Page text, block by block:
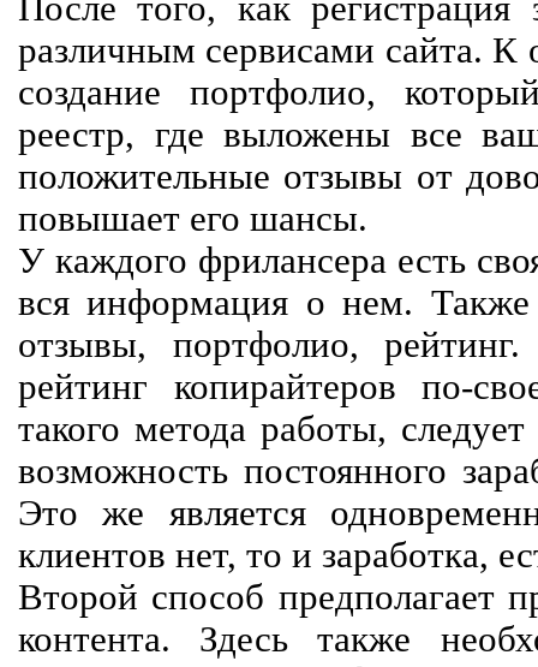
После того, как регистрация
различным сервисами сайта. К
создание портфолио,
реестр, где выложены все
положительные отзывы от
повышает его шансы.
У каждого фрилансера есть
вся информация о нем. Также
отзывы, портфолио,
рейтинг копирайтеров по-
такого метода работы,
возможность постоянного
Это же является
клиентов нет, то и заработка,
Второй способ предполагает
контента. Здесь также